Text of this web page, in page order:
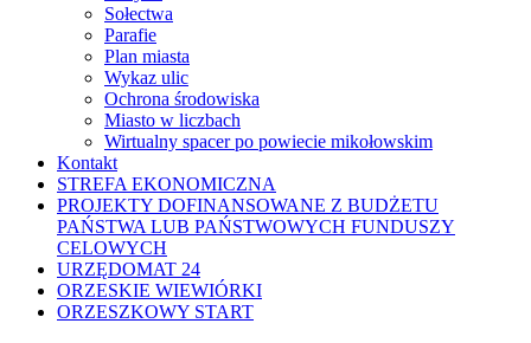
Sołectwa
Parafie
Plan miasta
Wykaz ulic
Ochrona środowiska
Miasto w liczbach
Wirtualny spacer po powiecie mikołowskim
Kontakt
STREFA EKONOMICZNA
PROJEKTY DOFINANSOWANE Z BUDŻETU
PAŃSTWA LUB PAŃSTWOWYCH FUNDUSZY
CELOWYCH
URZĘDOMAT 24
ORZESKIE WIEWIÓRKI
ORZESZKOWY START